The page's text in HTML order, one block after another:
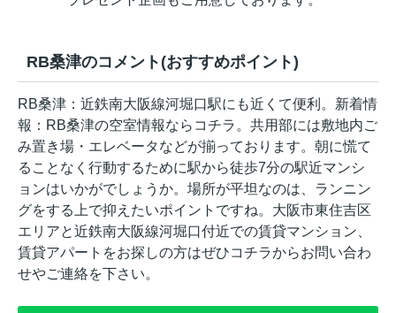
RB桑津のコメント(おすすめポイント)
RB桑津：近鉄南大阪線河堀口駅にも近くて便利。新着情
報：RB桑津の空室情報ならコチラ。共用部には敷地内ご
み置き場・エレベータなどが揃っております。朝に慌て
ることなく行動するために駅から徒歩7分の駅近マンシ
ョンはいかがでしょうか。場所が平坦なのは、ランニン
グをする上で抑えたいポイントですね。大阪市東住吉区
エリアと近鉄南大阪線河堀口付近での賃貸マンション、
賃貸アパートをお探しの方はぜひコチラからお問い合わ
せやご連絡を下さい。